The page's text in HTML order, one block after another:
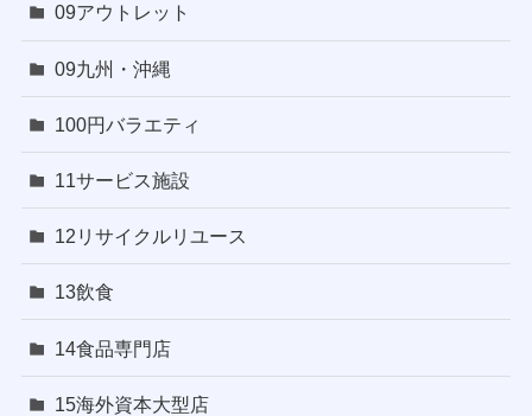
09アウトレット
09九州・沖縄
100円バラエティ
11サービス施設
12リサイクルリユース
13飲食
14食品専門店
15海外資本大型店